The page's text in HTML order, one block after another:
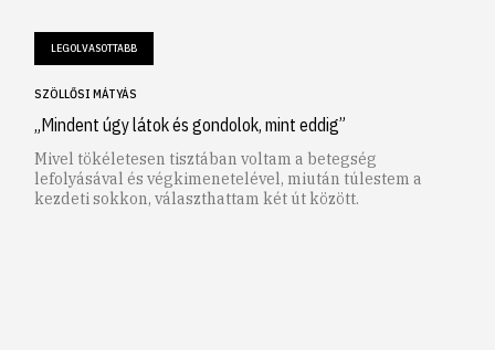
LEGOLVASOTTABB
SZÖLLŐSI MÁTYÁS
„Mindent úgy látok és gondolok, mint eddig”
Mivel tökéletesen tisztában voltam a betegség
lefolyásával és végkimenetelével, miután túlestem a
kezdeti sokkon, választhattam két út között.